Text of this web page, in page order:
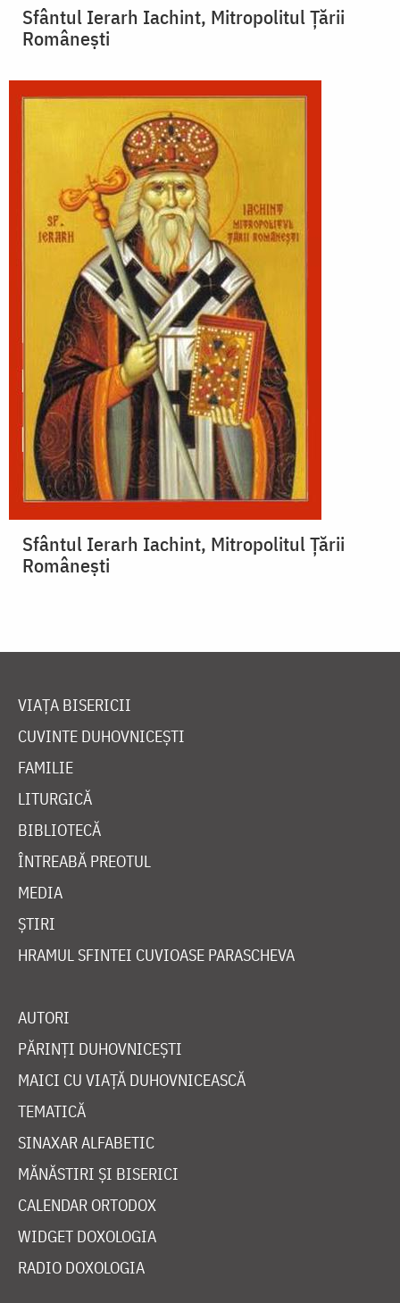
Sfântul Ierarh Iachint, Mitropolitul Țării
Românești
Sfântul Ierarh Iachint, Mitropolitul Țării
Românești
VIAȚA BISERICII
CUVINTE DUHOVNICEȘTI
FAMILIE
LITURGICĂ
BIBLIOTECĂ
ÎNTREABĂ PREOTUL
MEDIA
ȘTIRI
HRAMUL SFINTEI CUVIOASE PARASCHEVA
AUTORI
PĂRINȚI DUHOVNICEȘTI
MAICI CU VIAȚĂ DUHOVNICEASCĂ
TEMATICĂ
SINAXAR ALFABETIC
MĂNĂSTIRI ȘI BISERICI
CALENDAR ORTODOX
WIDGET DOXOLOGIA
RADIO DOXOLOGIA